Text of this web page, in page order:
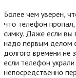
Более чем уверен,
что телефон
симку. Даже если вы
надо первым делом
долгого времени не
если телефон
непосредственно